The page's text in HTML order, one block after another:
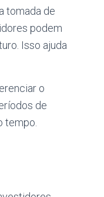
tomada de
podem
Isso ajuda
o
de
tempo.